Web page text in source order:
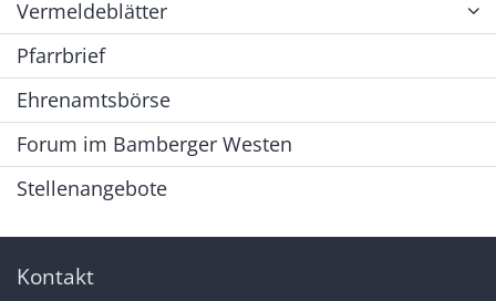
Vermeldeblätter
Pfarrbrief
Ehrenamtsbörse
Forum im Bamberger Westen
Stellenangebote
Kontakt